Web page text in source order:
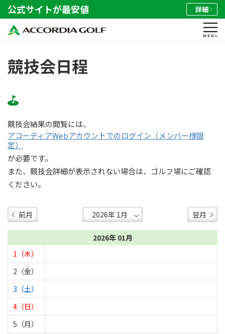
公式サイトが最安値 詳細
競技会日程
競技会結果の閲覧には、
アコーディアWebアカウントでのログイン（メンバー様限
定）
が必要です。
また、競技会詳細が表示されない場合は、ゴルフ場にご確認
ください。
前月 翌月
2026年 01月
1（木）
2（金）
3（土）
4（日）
5（月）